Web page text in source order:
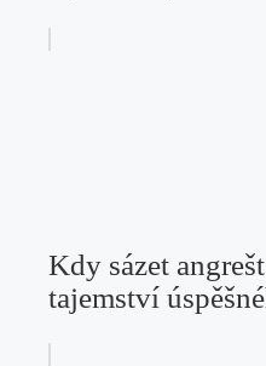
Kdy sázet
tajemství